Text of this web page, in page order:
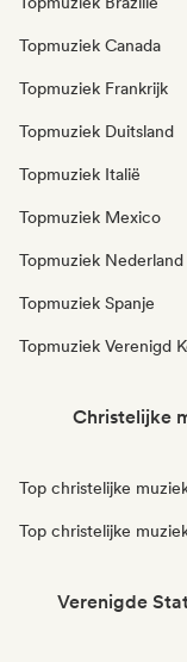
Topmuziek Canada
Topmuziek Frankrijk
Topmuziek Duitsland
Topmuziek Italië
Topmuziek Mexico
Topmuziek Nederland
Topmuziek Spanje
Topmuziek Verenigd
Christelijke
Top christelijke
Top christelijke
Verenigde